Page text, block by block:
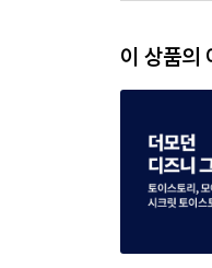
이 상품의